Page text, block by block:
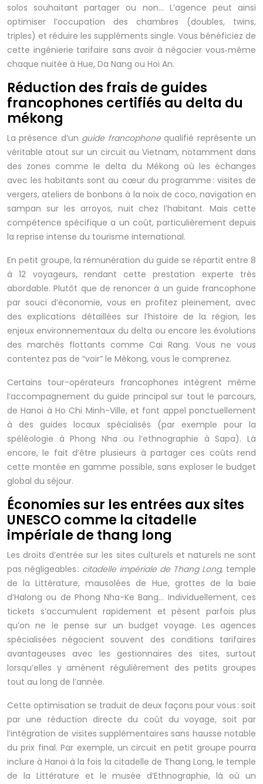
solos souhaitant partager ou non… L’agence peut ainsi
optimiser l’occupation des chambres (doubles, twins,
triples) et réduire les suppléments single. Vous bénéficiez de
cette ingénierie tarifaire sans avoir à négocier vous‑même
chaque nuitée à Hue, Da Nang ou Hoi An.
Réduction des frais de guides
francophones certifiés au delta du
mékong
La présence d’un guide francophonequalifié représente un
véritable atout sur un circuit au Vietnam, notamment dans
des zones comme le delta du Mékong où les échanges
avec les habitants sont au cœur du programme : visites de
vergers, ateliers de bonbons à la noix de coco, navigation en
sampan sur les arroyos, nuit chez l’habitant. Mais cette
compétence spécifique a un coût, particulièrement depuis
la reprise intense du tourisme international.
En petit groupe, la rémunération du guide se répartit entre 8
à 12 voyageurs, rendant cette prestation experte très
abordable. Plutôt que de renoncer à un guide francophone
par souci d’économie, vous en profitez pleinement, avec
des explications détaillées sur l’histoire de la région, les
enjeux environnementaux du delta ou encore les évolutions
des marchés flottants comme Cai Rang. Vous ne vous
contentez pas de “voir” le Mékong, vous le comprenez.
Certains tour-opérateurs francophones intègrent même
l’accompagnement du guide principal sur tout le parcours,
de Hanoi à Ho Chi Minh-Ville, et font appel ponctuellement
à des guides locaux spécialisés (par exemple pour la
spéléologie à Phong Nha ou l’ethnographie à Sapa). Là
encore, le fait d’être plusieurs à partager ces coûts rend
cette montée en gamme possible, sans exploser le budget
global du séjour.
Économies sur les entrées aux sites
UNESCO comme la citadelle
impériale de thang long
Les droits d’entrée sur les sites culturels et naturels ne sont
pas négligeables : citadelle impériale de Thang Long, temple
de la Littérature, mausolées de Hue, grottes de la baie
d’Halong ou de Phong Nha-Ke Bang… Individuellement, ces
tickets s’accumulent rapidement et pèsent parfois plus
qu’on ne le pense sur un budget voyage. Les agences
spécialisées négocient souvent des conditions tarifaires
avantageuses avec les gestionnaires des sites, surtout
lorsqu’elles y amènent régulièrement des petits groupes
tout au long de l’année.
Cette optimisation se traduit de deux façons pour vous : soit
par une réduction directe du coût du voyage, soit par
l’intégration de visites supplémentaires sans hausse notable
du prix final. Par exemple, un circuit en petit groupe pourra
inclure à Hanoi à la fois la citadelle de Thang Long, le temple
de la Littérature et le musée d’Ethnographie, là où un